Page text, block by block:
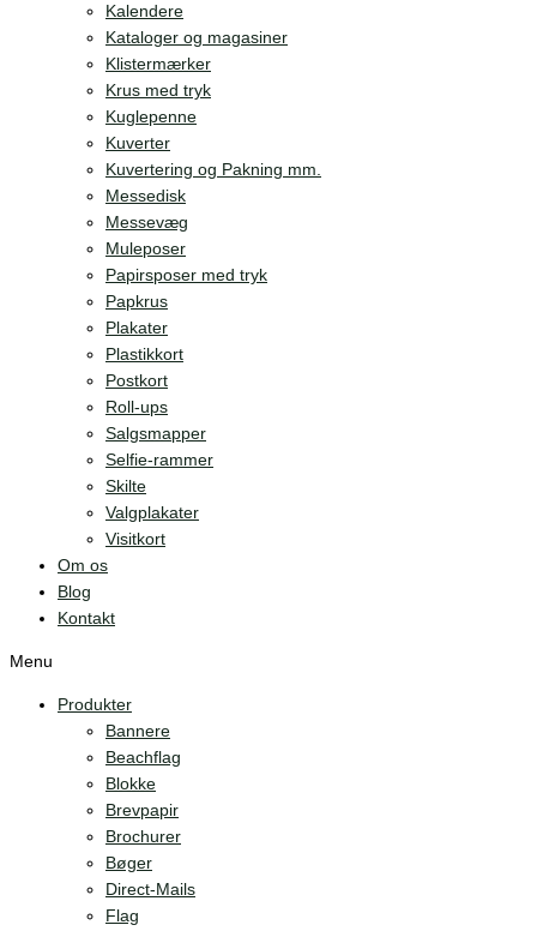
Kalendere
Kataloger og magasiner
Klistermærker
Krus med tryk
Kuglepenne
Kuverter
Kuvertering og Pakning mm.
Messedisk
Messevæg
Muleposer
Papirsposer med tryk
Papkrus
Plakater
Plastikkort
Postkort
Roll-ups
Salgsmapper
Selfie-rammer
Skilte
Valgplakater
Visitkort
Om os
Blog
Kontakt
Menu
Produkter
Bannere
Beachflag
Blokke
Brevpapir
Brochurer
Bøger
Direct-Mails
Flag